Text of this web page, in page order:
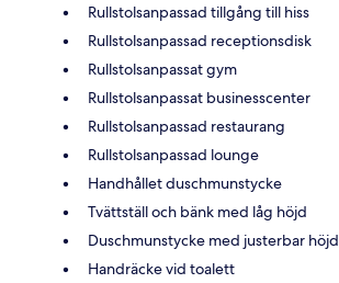
Rullstolsanpassad tillgång till hiss
Rullstolsanpassad receptionsdisk
Rullstolsanpassat gym
Rullstolsanpassat businesscenter
Rullstolsanpassad restaurang
Rullstolsanpassad lounge
Handhållet duschmunstycke
Tvättställ och bänk med låg höjd
Duschmunstycke med justerbar höjd
Handräcke vid toalett